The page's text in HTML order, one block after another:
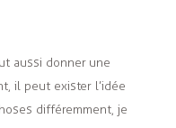
aussi donner une
il peut exister l’idée
différemment, je